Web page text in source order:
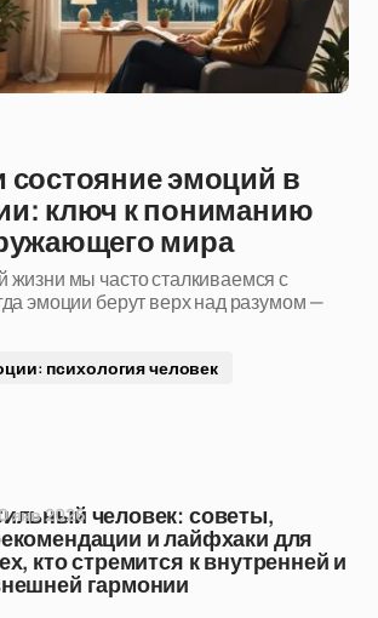
состояние эмоций в
ключ к пониманию
мира
жизни мы часто сталкиваемся с
эмоции берут верх над разумом —
психология человек
человек: советы,
и лайфхаки для
кто стремится к внутренней и
гармонии
янв 2026